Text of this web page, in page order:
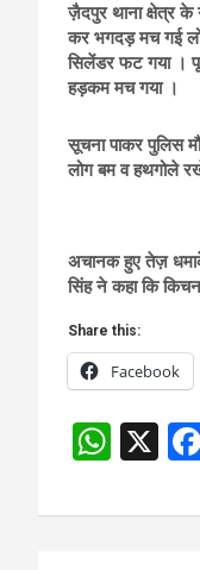
ज़ैदपुर थाना क्षेत्र
कर भगदड़ मच गई
सिलेंडर फट गया ।
हड़कम मच गया ।
सूचना पाकर पुलिस
लोग बम व हथगोले
अचानक हुए तेज़
सिंह ने कहा कि
Share this:
Facebook
W
at
X